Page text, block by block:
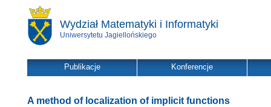
Wydział Matematyki i Informatyki
Uniwersytetu Jagiellońskiego
Publikacje Konferencje
A method of localization of implicit functions